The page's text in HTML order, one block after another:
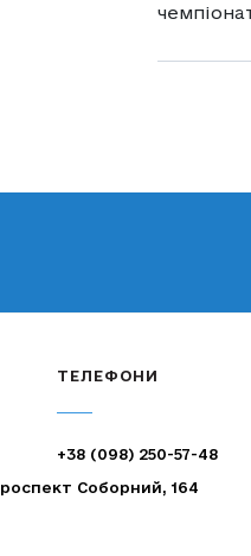
Соборний, 164
ТЕЛЕФОНИ
+38 (098) 250-57-48